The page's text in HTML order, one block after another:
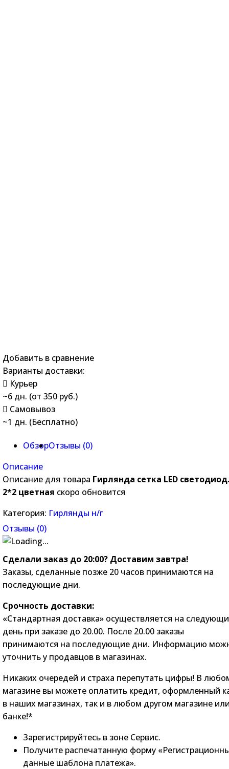
Добавить в сравнение
Варианты доставки:
Курьер
~6 дн. (от 350 руб.)
Самовывоз
~1 дн. (Бесплатно)
ОбзорОтзывы (0)
Описание
Описание для товара Гирлянда сетка LED светодиод.
2*2 цветная скоро обновится
Категория: Гирлянды н/г
Отзывы (0)
Сделали заказ до 20:00? Доставим завтра!
Заказы, сделанные позже 20 часов принимаются на
последующие дни.
Срочность доставки:
«Стандартная доставка» осуществляется на
день при заказе до 20.00. После 20.00 заказы
принимаются на последующие дни. Информацию
уточнить у продавцов в магазинах.
Никаких очередей и страха перепутать цифры! В
магазине вы можете оплатить кредит, оформленный
в наших магазинах, так и в любом другом магазине
банке!*
Зарегистрируйтесь в зоне Сервис.
Получите распечатанную форму
данные шаблона платежа».